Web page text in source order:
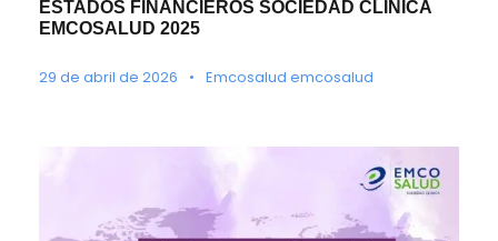
ESTADOS FINANCIEROS SOCIEDAD CLÍNICA
EMCOSALUD 2025
29 de abril de 2026 • Emcosalud emcosalud